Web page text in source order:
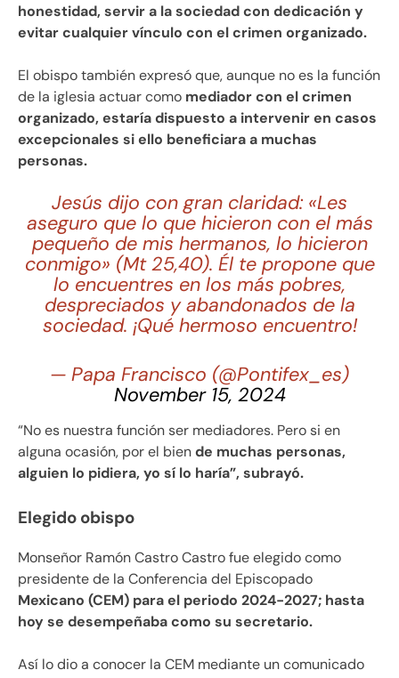
honestidad, servir a la sociedad con dedicación y
evitar cualquier vínculo con el crimen organizado.
El obispo también expresó que, aunque no es la función
de la iglesia actuar como mediador con el crimen
organizado, estaría dispuesto a intervenir en casos
excepcionales si ello beneficiara a muchas
personas.
Jesús dijo con gran claridad: «Les
aseguro que lo que hicieron con el más
pequeño de mis hermanos, lo hicieron
conmigo» (Mt 25,40). Él te propone que
lo encuentres en los más pobres,
despreciados y abandonados de la
sociedad. ¡Qué hermoso encuentro!
— Papa Francisco (@Pontifex_es)
November 15, 2024
“No es nuestra función ser mediadores. Pero si en
alguna ocasión, por el biende muchas personas,
alguien lo pidiera, yo sí lo haría”, subrayó.
Elegido obispo
Monseñor Ramón Castro Castro fue elegido como
presidente de la Conferencia del Episcopado
Mexicano (CEM) para el periodo 2024-2027; hasta
hoy se desempeñaba como su secretario.
Así lo dio a conocer la CEM mediante un comunicado